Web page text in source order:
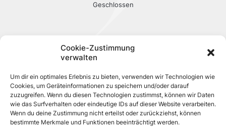
Cookie-Zustimmung
verwalten
Um dir ein optimales Erlebnis zu bieten, verwenden wir Technologien wie
Cookies, um Geräteinformationen zu speichern und/oder darauf
zuzugreifen. Wenn du diesen Technologien zustimmst, können wir Daten
wie das Surfverhalten oder eindeutige IDs auf dieser Website verarbeiten.
Wenn du deine Zustimmung nicht erteilst oder zurückziehst, können
bestimmte Merkmale und Funktionen beeinträchtigt werden.
Geschlossen
Über uns
Impressum
Datenschutzerklärung